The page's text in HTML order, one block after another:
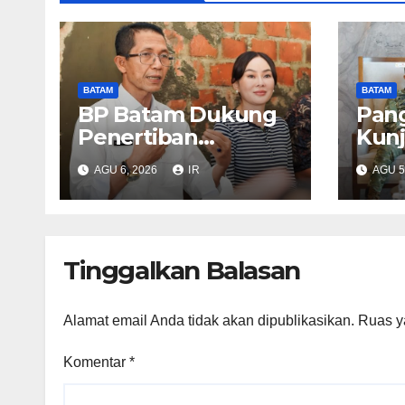
BATAM
BP Batam Dukung
Penertiban
Pemanfaatan
Ruang Laut Sesuai
Ketentuan
undangan
AGU 6, 2026 IR
BATAM
AGU
Tinggalkan Balasan
Alamat email Anda tidak akan dipublikasikan. Ruas
Komentar *